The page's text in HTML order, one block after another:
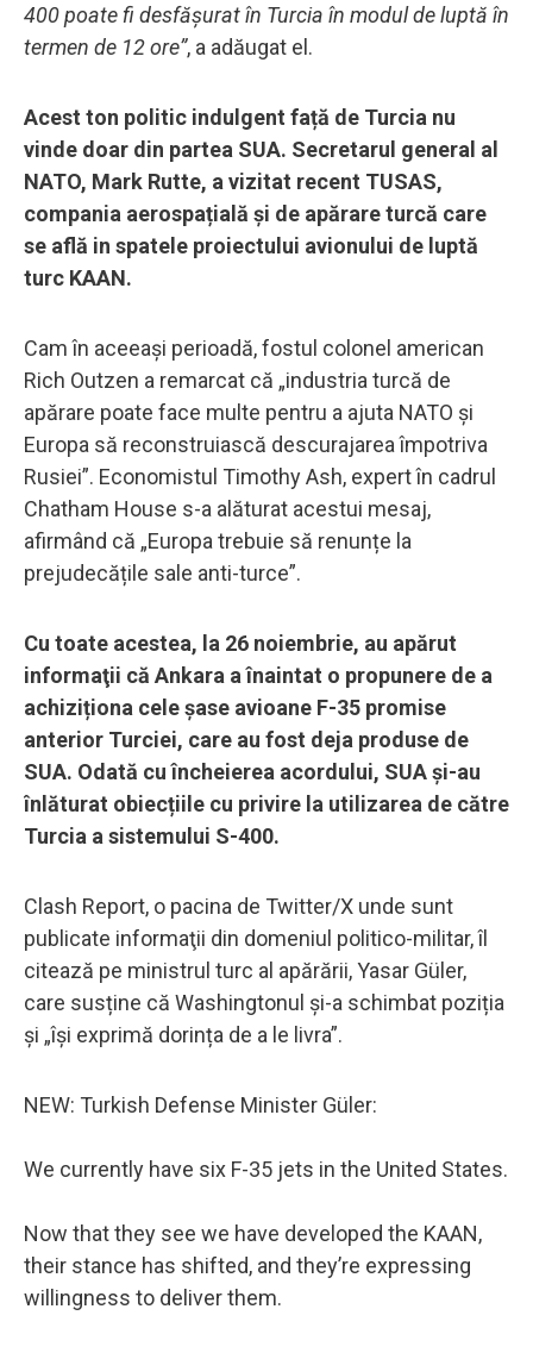
400 poate fi desfășurat în Turcia în modul de luptă în
termen de 12 ore”, a adăugat el.
Acest ton politic indulgent față de Turcia nu
vinde doar din partea SUA. Secretarul general al
NATO, Mark Rutte, a vizitat recent TUSAS,
compania aerospațială și de apărare turcă care
se află in spatele proiectului avionului de luptă
turc KAAN.
Cam în aceeași perioadă, fostul colonel american
Rich Outzen a remarcat că „industria turcă de
apărare poate face multe pentru a ajuta NATO și
Europa să reconstruiască descurajarea împotriva
Rusiei”. Economistul Timothy Ash, expert în cadrul
Chatham House s-a alăturat acestui mesaj,
afirmând că „Europa trebuie să renunțe la
prejudecățile sale anti-turce”.
Cu toate acestea, la 26 noiembrie, au apărut
informaţii că Ankara a înaintat o propunere de a
achiziționa cele șase avioane F-35 promise
anterior Turciei, care au fost deja produse de
SUA. Odată cu încheierea acordului, SUA și-au
înlăturat obiecțiile cu privire la utilizarea de către
Turcia a sistemului S-400.
Clash Report, o pacina de Twitter/X unde sunt
publicate informaţii din domeniul politico-militar, îl
citează pe ministrul turc al apărării, Yasar Güler,
care susține că Washingtonul și-a schimbat poziția
și „își exprimă dorința de a le livra”.
NEW: Turkish Defense Minister Güler:
We currently have six F-35 jets in the United States.
Now that they see we have developed the KAAN,
their stance has shifted, and they’re expressing
willingness to deliver them.